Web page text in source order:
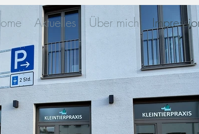
Aktuelles Über mich